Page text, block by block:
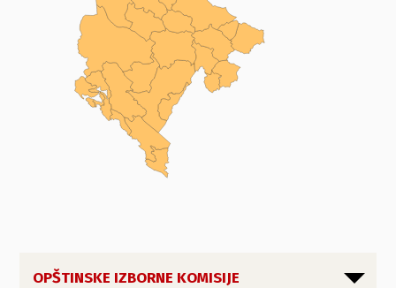
OPŠTINSKE IZBORNE KOMISIJE